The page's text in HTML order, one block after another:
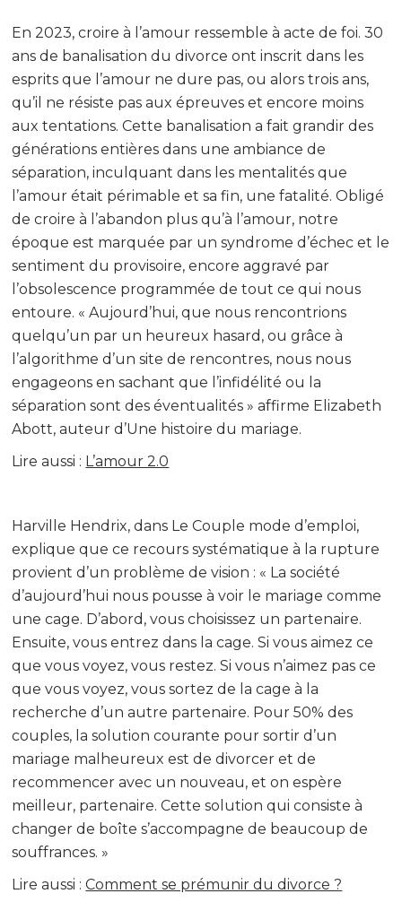
En 2023, croire à l’amour ressemble à acte de foi. 30
ans de banalisation du divorce ont inscrit dans les
esprits que l’amour ne dure pas, ou alors trois ans,
qu’il ne résiste pas aux épreuves et encore moins
aux tentations. Cette banalisation a fait grandir des
générations entières dans une ambiance de
séparation, inculquant dans les mentalités que
l’amour était périmable et sa fin, une fatalité. Obligé
de croire à l’abandon plus qu’à l’amour, notre
époque est marquée par un syndrome d’échec et le
sentiment du provisoire, encore aggravé par
l’obsolescence programmée de tout ce qui nous
entoure. « Aujourd’hui, que nous rencontrions
quelqu’un par un heureux hasard, ou grâce à
l’algorithme d’un site de rencontres, nous nous
engageons en sachant que l’infidélité ou la
séparation sont des éventualités » affirme Elizabeth
Abott, auteur d’Une histoire du mariage.
Lire aussi : L’amour 2.0
Harville Hendrix, dans Le Couple mode d’emploi,
explique que ce recours systématique à la rupture
provient d’un problème de vision : « La société
d’aujourd’hui nous pousse à voir le mariage comme
une cage. D’abord, vous choisissez un partenaire.
Ensuite, vous entrez dans la cage. Si vous aimez ce
que vous voyez, vous restez. Si vous n’aimez pas ce
que vous voyez, vous sortez de la cage à la
recherche d’un autre partenaire. Pour 50% des
couples, la solution courante pour sortir d’un
mariage malheureux est de divorcer et de
recommencer avec un nouveau, et on espère
meilleur, partenaire. Cette solution qui consiste à
changer de boîte s’accompagne de beaucoup de
souffrances. »
Lire aussi :Comment se prémunir du divorce ?